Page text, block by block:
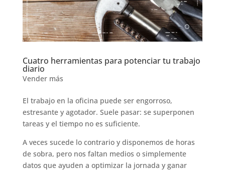
Cuatro herramientas para potenciar tu trabajo
diario
Vender más
El trabajo en la oficina puede ser engorroso,
estresante y agotador. Suele pasar: se superponen
tareas y el tiempo no es suficiente.
A veces sucede lo contrario y disponemos de horas
de sobra, pero nos faltan medios o simplemente
datos que ayuden a optimizar la jornada y ganar